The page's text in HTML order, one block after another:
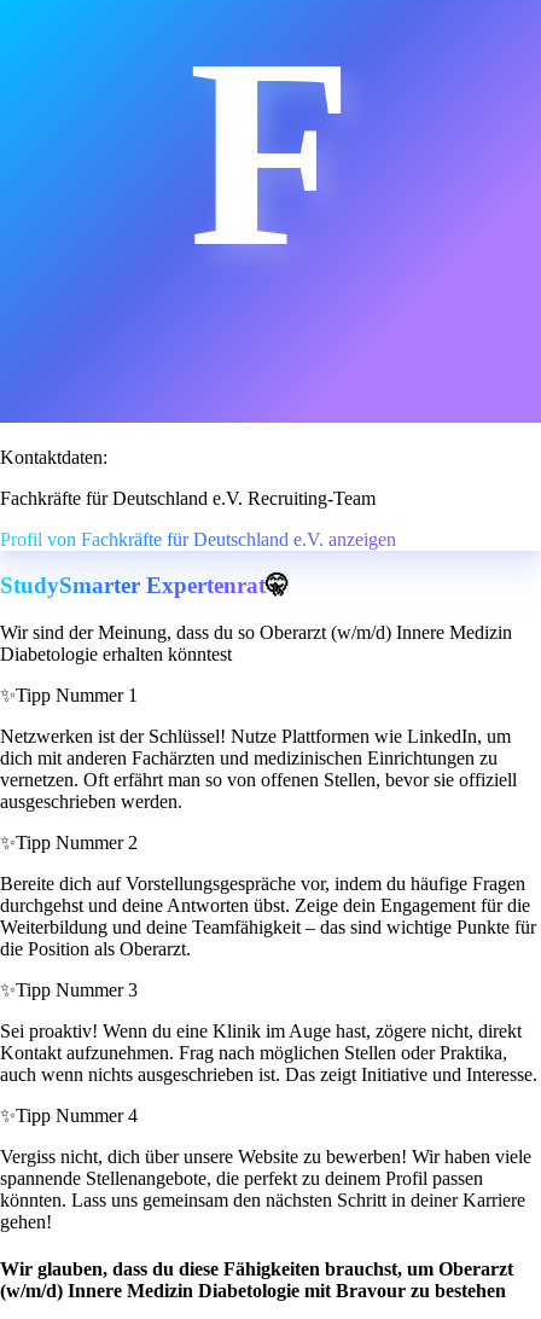
F
Kontaktdaten:
Fachkräfte für Deutschland e.V. Recruiting-Team
Profil von Fachkräfte für Deutschland e.V. anzeigen
StudySmarter Expertenrat🤫
Wir sind der Meinung, dass du so Oberarzt (w/m/d) Innere Medizin
Diabetologie erhalten könntest
✨Tipp Nummer 1
Netzwerken ist der Schlüssel! Nutze Plattformen wie LinkedIn, um
dich mit anderen Fachärzten und medizinischen Einrichtungen zu
vernetzen. Oft erfährt man so von offenen Stellen, bevor sie offiziell
ausgeschrieben werden.
✨Tipp Nummer 2
Bereite dich auf Vorstellungsgespräche vor, indem du häufige Fragen
durchgehst und deine Antworten übst. Zeige dein Engagement für die
Weiterbildung und deine Teamfähigkeit – das sind wichtige Punkte für
die Position als Oberarzt.
✨Tipp Nummer 3
Sei proaktiv! Wenn du eine Klinik im Auge hast, zögere nicht, direkt
Kontakt aufzunehmen. Frag nach möglichen Stellen oder Praktika,
auch wenn nichts ausgeschrieben ist. Das zeigt Initiative und Interesse.
✨Tipp Nummer 4
Vergiss nicht, dich über unsere Website zu bewerben! Wir haben viele
spannende Stellenangebote, die perfekt zu deinem Profil passen
könnten. Lass uns gemeinsam den nächsten Schritt in deiner Karriere
gehen!
Wir glauben, dass du diese Fähigkeiten brauchst, um Oberarzt
(w/m/d) Innere Medizin Diabetologie mit Bravour zu bestehen